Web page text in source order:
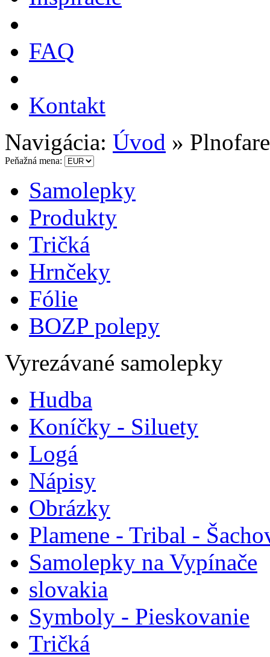
FAQ
Kontakt
Navigácia: Úvod »
Peňažná mena:
Samolepky
Produkty
Tričká
Hrnčeky
Fólie
BOZP polepy
Vyrezávané samolepky
Hudba
Koníčky - Siluety
Logá
Nápisy
Obrázky
Plamene - Tribal -
Samolepky na Vypínače
slovakia
Symboly - Pieskovanie
Tričká